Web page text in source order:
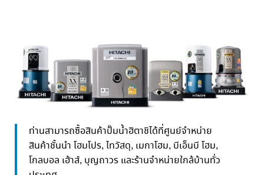
ท่านสามารถซื้อสินค้าปั๊มน้ำฮิตาชิได้ที่ศูนย์จำหน่าย
สินค้าชั้นนำ โฮมโปร, ไทวัสดุ, เมกาโฮม, บีเอ็นบี โฮม,
โกลบอล เฮ้าส์, บุญถาวร และร้านจำหน่ายใกล้บ้านทั่ว